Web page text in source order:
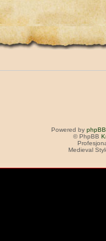
Powered by phpBB
© PhpBB
Medieval